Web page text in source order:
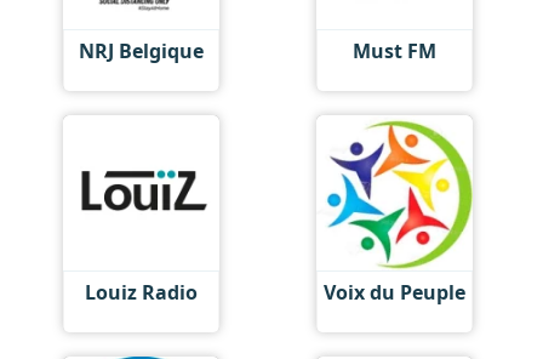
NRJ Belgique Must FM
Louiz Radio Voix du Peuple